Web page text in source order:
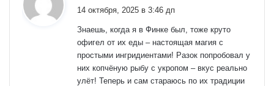
14 октября, 2025 в 3:46 дп
Знаешь, когда я в Финке был, тоже круто
офигел от их еды – настоящая магия с
простыми ингридиентами! Разок попробовал у
них копчёную рыбу с укропом – вкус реально
улёт! Теперь и сам стараюсь по их традиции